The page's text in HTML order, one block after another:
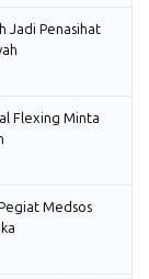
Jadi Penasihat
Flexing Minta
Medsos